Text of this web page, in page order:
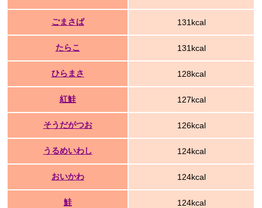
ごまさば 131kcal
たらこ 131kcal
ひらまさ 128kcal
紅鮭 127kcal
そうだがつお 126kcal
うるめいわし 124kcal
おいかわ 124kcal
鮭 124kcal